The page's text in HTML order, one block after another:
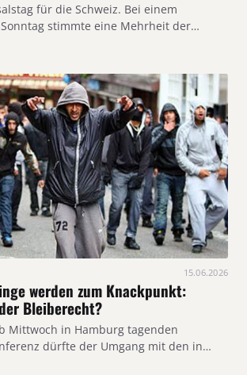
für die Schweiz. Bei einem
stimmte eine Mehrheit der…
15.06.2026
werden zum Knackpunkt:
Bleiberecht?
Mittwoch in Hamburg tagenden
dürfte der Umgang mit den in…